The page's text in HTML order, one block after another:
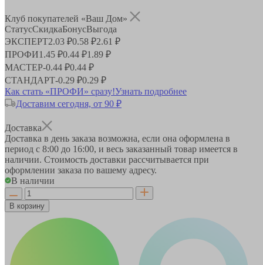
Клуб покупателей «Ваш Дом»
СтатусСкидкаБонусВыгода
ЭКСПЕРТ2.03 ₽0.58 ₽2.61 ₽
ПРОФИ1.45 ₽0.44 ₽1.89 ₽
МАСТЕР-0.44 ₽0.44 ₽
СТАНДАРТ-0.29 ₽0.29 ₽
Как стать «ПРОФИ» сразу!Узнать подробнее
Доставим сегодня, от 90 ₽
Доставка
Доставка в день заказа возможна, если она оформлена в
период с 8:00 до 16:00, и весь заказанный товар имеется в
наличии. Стоимость доставки рассчитывается при
оформлении заказа по вашему адресу.
В наличии
В корзину